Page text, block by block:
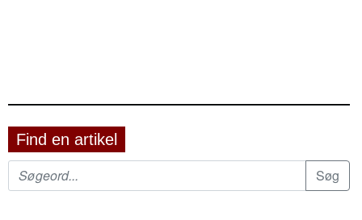
Find en artikel